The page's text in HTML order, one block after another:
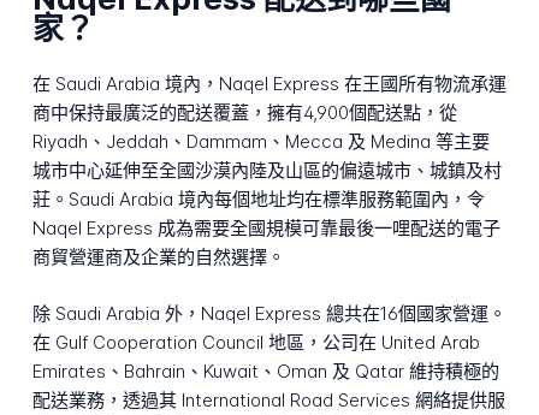
家？
在 Saudi Arabia 境內，Naqel Express 在王國所有物流承運
商中保持最廣泛的配送覆蓋，擁有4,900個配送點，從
Riyadh、Jeddah、Dammam、Mecca 及 Medina 等主要
城市中心延伸至全國沙漠內陸及山區的偏遠城市、城鎮及村
莊。Saudi Arabia 境內每個地址均在標準服務範圍內，令
Naqel Express 成為需要全國規模可靠最後一哩配送的電子
商貿營運商及企業的自然選擇。
除 Saudi Arabia 外，Naqel Express 總共在16個國家營運。
在 Gulf Cooperation Council 地區，公司在 United Arab
Emirates、Bahrain、Kuwait、Oman 及 Qatar 維持積極的
配送業務，透過其 International Road Services 網絡提供服